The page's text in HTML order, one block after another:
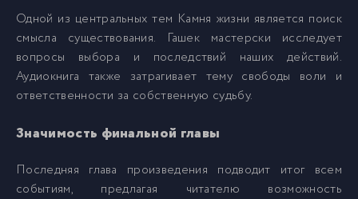
Одной из центральных тем Камня жизни является поиск
смысла существования. Гашек мастерски исследует
вопросы выбора и последствий наших действий.
Аудиокнига также затрагивает тему свободы воли и
ответственности за собственную судьбу.
Значимость финальной главы
Последняя глава произведения подводит итог всем
событиям, предлагая читателю возможность